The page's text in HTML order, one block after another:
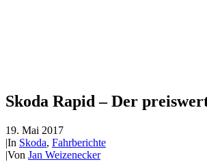
Skoda Rapid – Der
19. Mai 2017
|In Skoda, Fahrberichte
|Von Jan Weizenecker